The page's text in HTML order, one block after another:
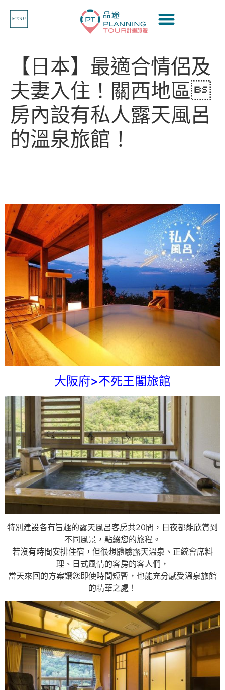
【日本】最適合情侶及
夫妻入住！關西地區
房內設有私人露天風呂
的溫泉旅館！
大阪府>不死王閣旅館
特別建設各有旨趣的露天風呂客房共20間，日夜都能欣賞到
不同風景，點綴您的旅程。
若沒有時間安排住宿，但很想體驗露天溫泉、正統會席料
理、日式風情的客房的客人們，
當天來回的方案讓您即使時間短暫，也能充分感受溫泉旅館
的精華之處！